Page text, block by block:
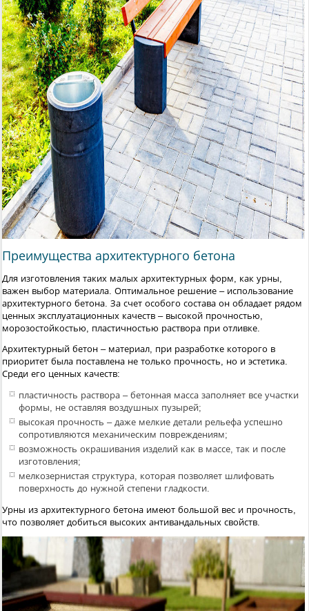
Преимущества архитектурного бетона
Для изготовления таких малых архитектурных форм, как урны,
важен выбор материала. Оптимальное решение – использование
архитектурного бетона. За счет особого состава он обладает рядом
ценных эксплуатационных качеств – высокой прочностью,
морозостойкостью, пластичностью раствора при отливке.
Архитектурный бетон – материал, при разработке которого в
приоритет была поставлена не только прочность, но и эстетика.
Среди его ценных качеств:
пластичность раствора – бетонная масса заполняет все участки
формы, не оставляя воздушных пузырей;
высокая прочность – даже мелкие детали рельефа успешно
сопротивляются механическим повреждениям;
возможность окрашивания изделий как в массе, так и после
изготовления;
мелкозернистая структура, которая позволяет шлифовать
поверхность до нужной степени гладкости.
Урны из архитектурного бетона имеют большой вес и прочность,
что позволяет добиться высоких антивандальных свойств.